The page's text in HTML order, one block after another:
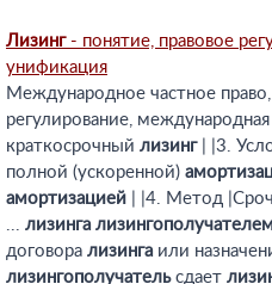
Лизинг- понятие, правовое
унификация
Международное частное право,
регулирование,
краткосрочный лизинг| |3.
полной (ускоренной)
амортизацией | |4. Метод
... лизинга
договора лизинга или
лизингополучательсдает